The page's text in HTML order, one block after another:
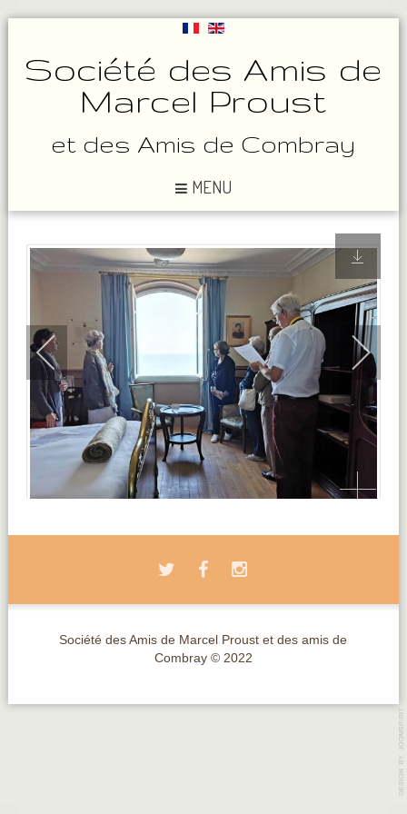
Société des Amis de
Marcel Proust
et des Amis de Combray
MENU
Société des Amis de Marcel Proust et des amis de
Combray © 2022